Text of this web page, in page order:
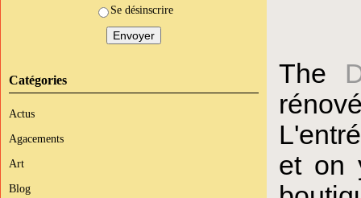
Se désinscrire
Catégories
Actus
Agacements
Art
Blog
The
et on